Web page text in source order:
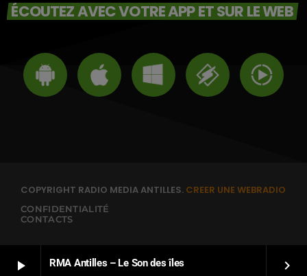
play_arrow RMA Antilles – Le Son des îles keyboard_arrow_right
ÉCOUTEZ AVEC VOTRE APP ET SUR LE WEB
COPYRIGHT RADIO MEDIA ANTILLES. CREER UNE WEBRADIO
CONFIDENTIALITÉ
CONTACTS